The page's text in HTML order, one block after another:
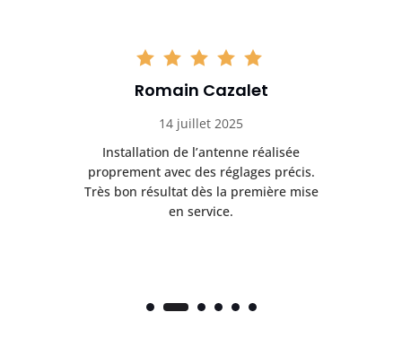
Romain Cazalet
14 juillet 2025
Installation de l’antenne réalisée
proprement avec des réglages précis.
Très bon résultat dès la première mise
en service.